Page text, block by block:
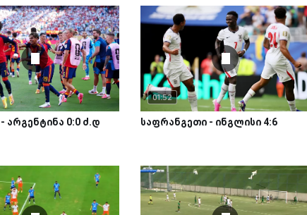
არგენტინა 0:0 ძ.დ
01:52
საფრანგეთი - ინგლისი 4:6